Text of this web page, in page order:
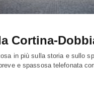
Cortina-
in più sulla storia e sullo
e spassosa telefonata